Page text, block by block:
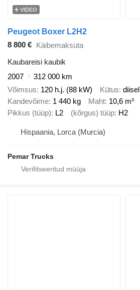
VIDEO
Peugeot Boxer L2H2
8 800 € Käibemaksuta
Kaubareisi kaubik
2007
312 000 km
Võimsus 120 h.j. (88 kW) Kütus diisel
Kandevõime 1 440 kg Maht 10,6 m³
Pikkus (tüüp) L2 (kõrgus) tüüp H2
Hispaania, Lorca (Murcia)
Pemar Trucks